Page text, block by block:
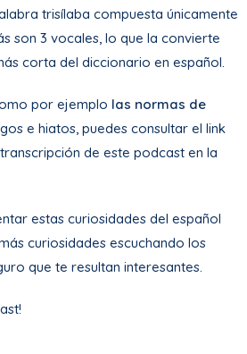
trisílaba compuesta únicamente
son 3 vocales, lo que la convierte
corta del diccionario en español.
por ejemplo las normas de
e hiatos, puedes consultar el link
de este podcast en la
estas curiosidades del español
curiosidades escuchando los
que te resultan interesantes.